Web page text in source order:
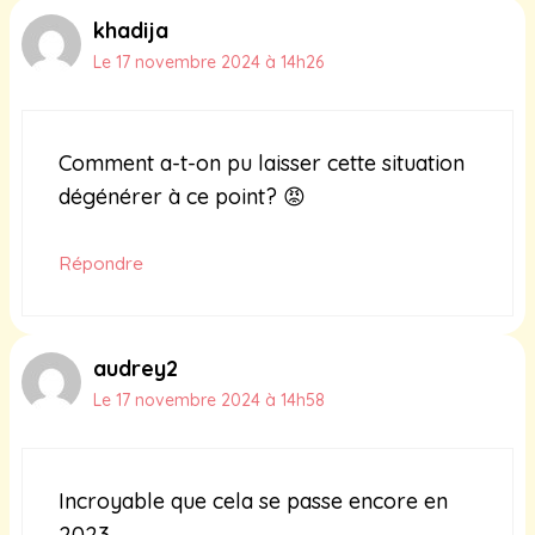
khadija
Le 17 novembre 2024 à 14h26
Comment a-t-on pu laisser cette situation
dégénérer à ce point? 😡
Répondre
audrey2
Le 17 novembre 2024 à 14h58
Incroyable que cela se passe encore en